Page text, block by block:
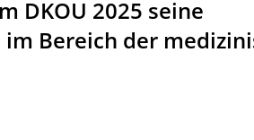
DKOU 2025 seine
Bereich der